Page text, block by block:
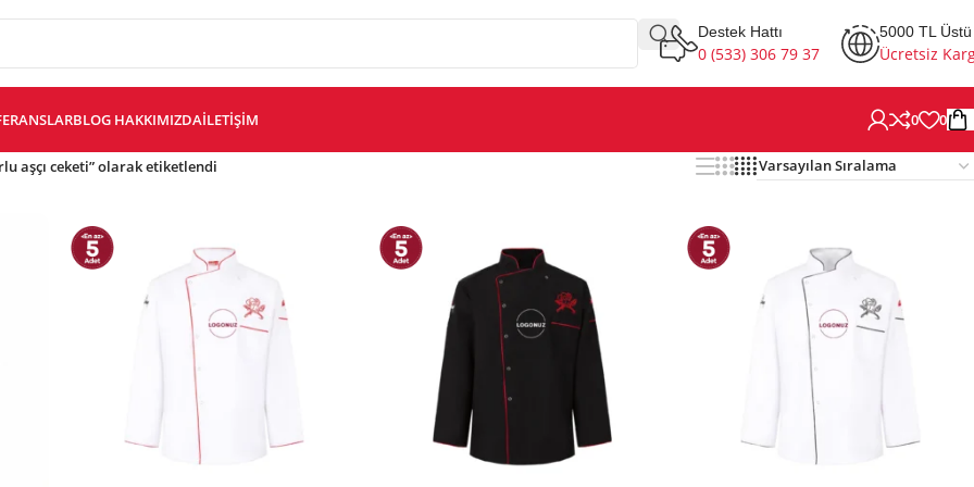
Destek Hattı
0 (533) 306 79 37
5000 TL Üstü
Ücretsiz
BLOG HAKKIMIZDAİLETIŞIM 0 0
aşçı ceketi” olarak etiketlendi